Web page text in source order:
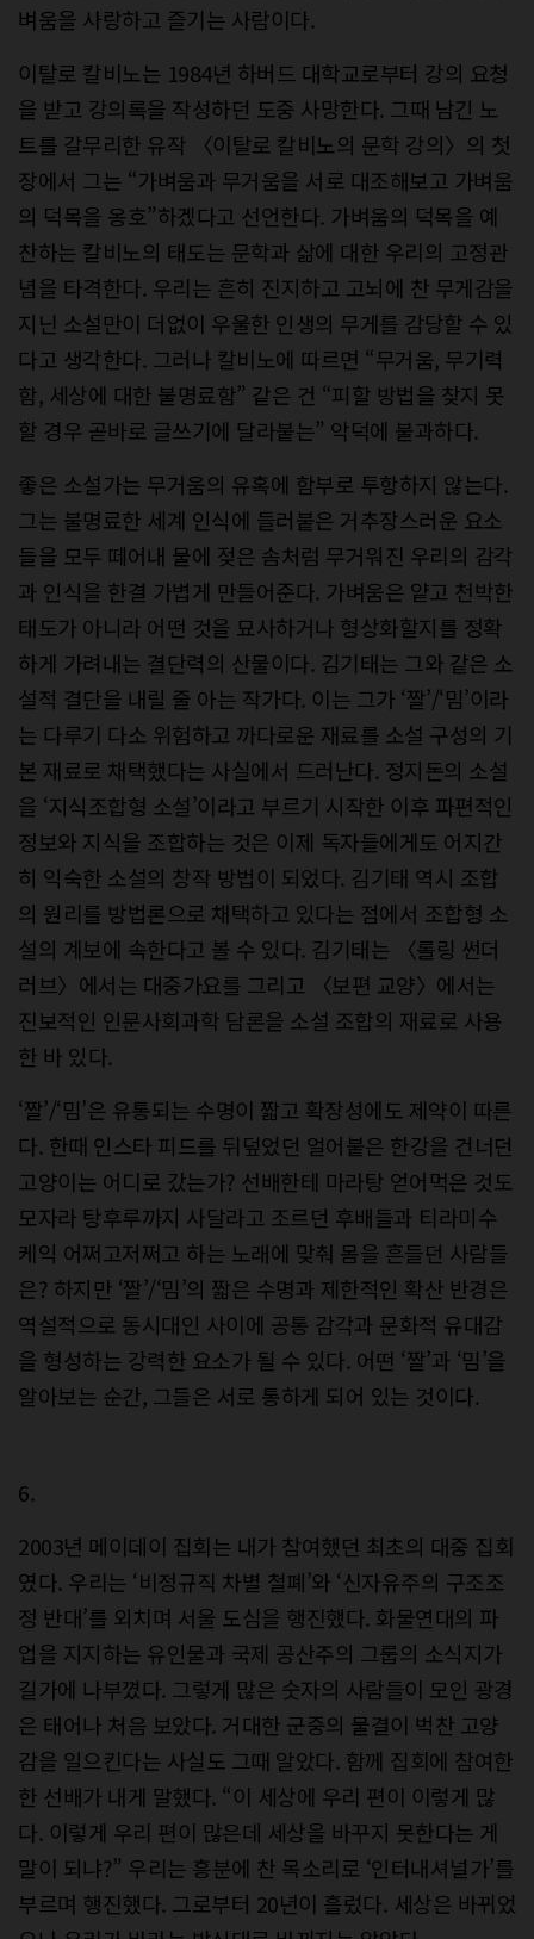
벼움을 사랑하고 즐기는 사람이다.
이탈로 칼비노는 1984년 하버드 대학교로부터 강의 요청
을 받고 강의록을 작성하던 도중 사망한다. 그때 남긴 노
트를 갈무리한 유작 〈이탈로 칼비노의 문학 강의〉의 첫
장에서 그는 “가벼움과 무거움을 서로 대조해보고 가벼움
의 덕목을 옹호”하겠다고 선언한다. 가벼움의 덕목을 예
찬하는 칼비노의 태도는 문학과 삶에 대한 우리의 고정관
념을 타격한다. 우리는 흔히 진지하고 고뇌에 찬 무게감을
지닌 소설만이 더없이 우울한 인생의 무게를 감당할 수 있
다고 생각한다. 그러나 칼비노에 따르면 “무거움, 무기력
함, 세상에 대한 불명료함” 같은 건 “피할 방법을 찾지 못
할 경우 곧바로 글쓰기에 달라붙는” 악덕에 불과하다.
좋은 소설가는 무거움의 유혹에 함부로 투항하지 않는다.
그는 불명료한 세계 인식에 들러붙은 거추장스러운 요소
들을 모두 떼어내 물에 젖은 솜처럼 무거워진 우리의 감각
과 인식을 한결 가볍게 만들어준다. 가벼움은 얕고 천박한
태도가 아니라 어떤 것을 묘사하거나 형상화할지를 정확
하게 가려내는 결단력의 산물이다. 김기태는 그와 같은 소
설적 결단을 내릴 줄 아는 작가다. 이는 그가 ‘짤’/‘밈’이라
는 다루기 다소 위험하고 까다로운 재료를 소설 구성의 기
본 재료로 채택했다는 사실에서 드러난다. 정지돈의 소설
을 ‘지식조합형 소설’이라고 부르기 시작한 이후 파편적인
정보와 지식을 조합하는 것은 이제 독자들에게도 어지간
히 익숙한 소설의 창작 방법이 되었다. 김기태 역시 조합
의 원리를 방법론으로 채택하고 있다는 점에서 조합형 소
설의 계보에 속한다고 볼 수 있다. 김기태는 〈롤링 썬더
러브〉에서는 대중가요를 그리고 〈보편 교양〉에서는
진보적인 인문사회과학 담론을 소설 조합의 재료로 사용
한 바 있다.
‘짤’/‘밈’은 유통되는 수명이 짧고 확장성에도 제약이 따른
다. 한때 인스타 피드를 뒤덮었던 얼어붙은 한강을 건너던
고양이는 어디로 갔는가? 선배한테 마라탕 얻어먹은 것도
모자라 탕후루까지 사달라고 조르던 후배들과 티라미수
케익 어쩌고저쩌고 하는 노래에 맞춰 몸을 흔들던 사람들
은? 하지만 ‘짤’/‘밈’의 짧은 수명과 제한적인 확산 반경은
역설적으로 동시대인 사이에 공통 감각과 문화적 유대감
을 형성하는 강력한 요소가 될 수 있다. 어떤 ‘짤’과 ‘밈’을
알아보는 순간, 그들은 서로 통하게 되어 있는 것이다.
6.
2003년 메이데이 집회는 내가 참여했던 최초의 대중 집회
였다. 우리는 ‘비정규직 차별 철폐’와 ‘신자유주의 구조조
정 반대’를 외치며 서울 도심을 행진했다. 화물연대의 파
업을 지지하는 유인물과 국제 공산주의 그룹의 소식지가
길가에 나부꼈다. 그렇게 많은 숫자의 사람들이 모인 광경
은 태어나 처음 보았다. 거대한 군중의 물결이 벅찬 고양
감을 일으킨다는 사실도 그때 알았다. 함께 집회에 참여한
한 선배가 내게 말했다. “이 세상에 우리 편이 이렇게 많
다. 이렇게 우리 편이 많은데 세상을 바꾸지 못한다는 게
말이 되냐?” 우리는 흥분에 찬 목소리로 ‘인터내셔널가’를
부르며 행진했다. 그로부터 20년이 흘렀다. 세상은 바뀌었